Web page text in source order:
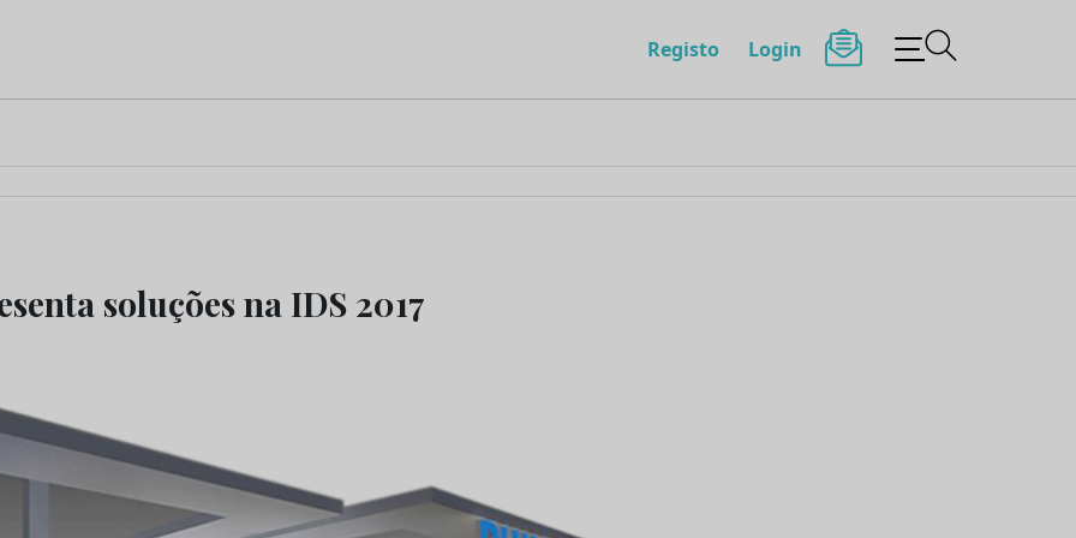
Registo Login
soluções na IDS 2017